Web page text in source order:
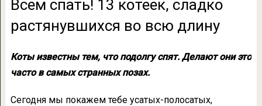
Всем спать! 13 котеек, сладко
растянувшихся во всю длину
Коты известны тем, что подолгу спят. Делают они это
часто в самых странных позах.
Сегодня мы покажем тебе усатых-полосатых,